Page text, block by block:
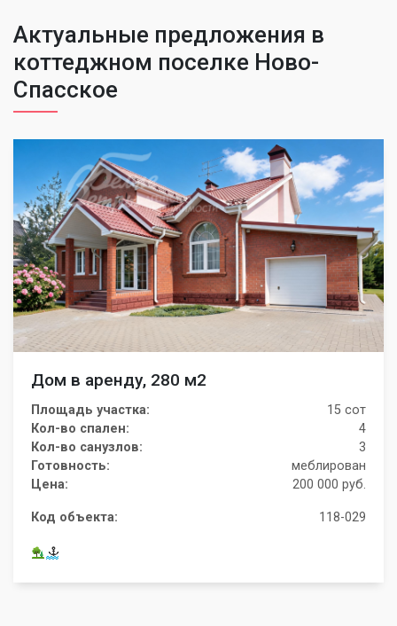
Актуальные предложения в
коттеджном поселке Ново-
Спасское
Дом в аренду, 280 м2
Площадь участка:
15 сот
Кол-во спален:
4
Кол-во санузлов:
3
Готовность:
меблирован
Цена:
200 000 руб.
Код объекта: 118-029